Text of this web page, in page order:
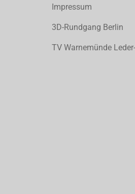
Impressum
3D-Rundgang Berlin
TV Warnemünde